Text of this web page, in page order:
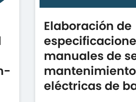
Elaboración de
manuales de
eléctricas de